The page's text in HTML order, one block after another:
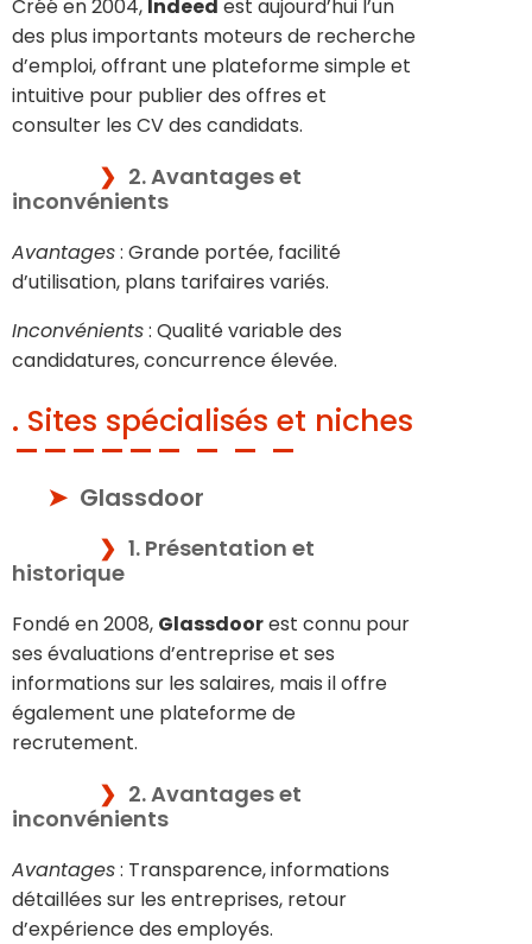
Créé en 2004, Indeed est aujourd’hui l’un
des plus importants moteurs de recherche
d’emploi, offrant une plateforme simple et
intuitive pour publier des offres et
consulter les CV des candidats.
2. Avantages et
inconvénients
Avantages: Grande portée, facilité
d’utilisation, plans tarifaires variés.
Inconvénients: Qualité variable des
candidatures, concurrence élevée.
. Sites spécialisés et niches
Glassdoor
1. Présentation et
historique
Fondé en 2008, Glassdoorest connu pour
ses évaluations d’entreprise et ses
informations sur les salaires, mais il offre
également une plateforme de
recrutement.
2. Avantages et
inconvénients
Avantages: Transparence, informations
détaillées sur les entreprises, retour
d’expérience des employés.